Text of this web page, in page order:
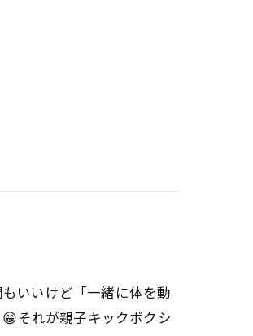
いいけど「一緒に体を動
それが親子キックボクシ